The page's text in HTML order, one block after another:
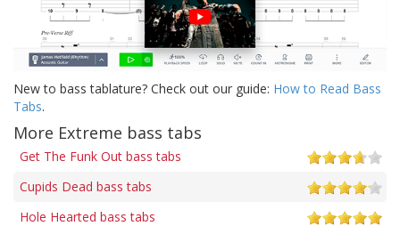
New to bass tablature? Check out our guide: How to Read Bass
Tabs.
More Extreme bass tabs
Get The Funk Out bass tabs
Cupids Dead bass tabs
Hole Hearted bass tabs